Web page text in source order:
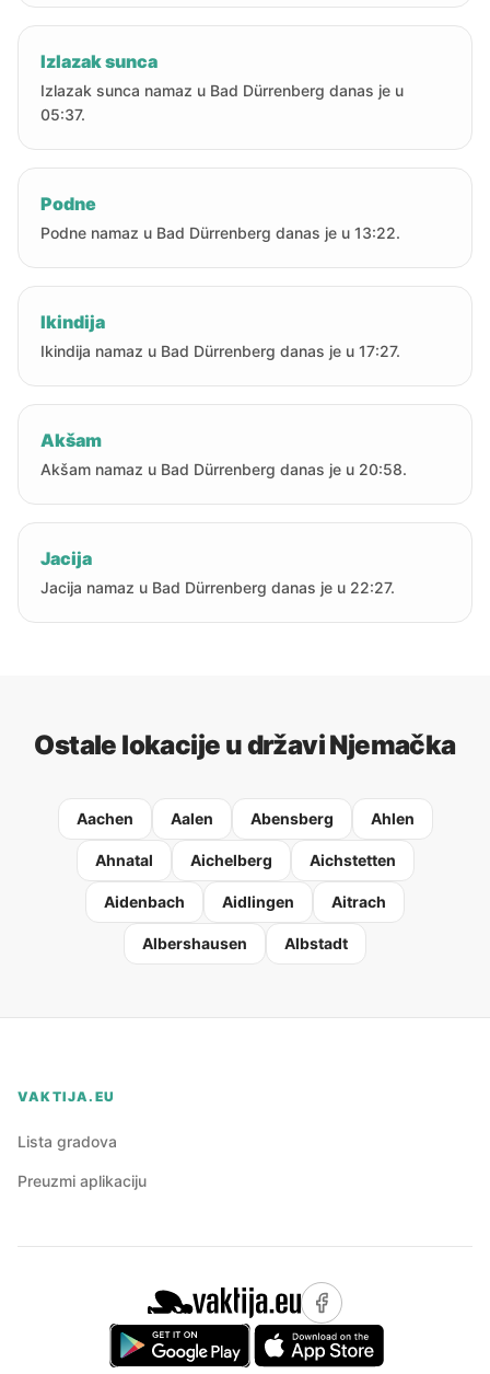
Izlazak sunca
Izlazak sunca namaz u Bad Dürrenberg danas je u
05:37.
Podne
Podne namaz u Bad Dürrenberg danas je u 13:22.
Ikindija
Ikindija namaz u Bad Dürrenberg danas je u 17:27.
Akšam
Akšam namaz u Bad Dürrenberg danas je u 20:58.
Jacija
Jacija namaz u Bad Dürrenberg danas je u 22:27.
Ostale lokacije u državi Njemačka
Aachen Aalen Abensberg Ahlen
Ahnatal Aichelberg Aichstetten
Aidenbach Aidlingen Aitrach
Albershausen Albstadt
VAKTIJA.EU
Lista gradova
Preuzmi aplikaciju